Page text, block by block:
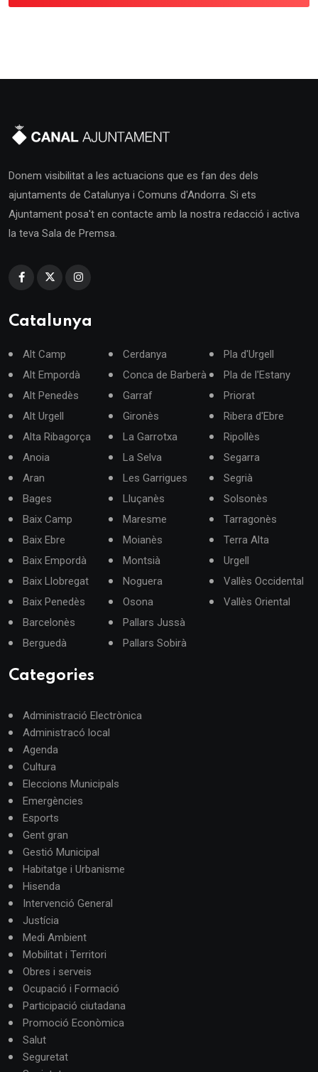
Donem visibilitat a les actuacions que es fan des dels
ajuntaments de Catalunya i Comuns d'Andorra. Si ets
Ajuntament posa't en contacte amb la nostra redacció i activa
la teva Sala de Premsa.
Catalunya
Alt Camp
Alt Empordà
Alt Penedès
Alt Urgell
Alta Ribagorça
Anoia
Aran
Bages
Baix Camp
Baix Ebre
Baix Empordà
Baix Llobregat
Baix Penedès
Barcelonès
Berguedà
Cerdanya
Conca de Barberà
Garraf
Gironès
La Garrotxa
La Selva
Les Garrigues
Lluçanès
Maresme
Moianès
Montsià
Noguera
Osona
Pallars Jussà
Pallars Sobirà
Pla d'Urgell
Pla de l'Estany
Priorat
Ribera d'Ebre
Ripollès
Segarra
Segrià
Solsonès
Tarragonès
Terra Alta
Urgell
Vallès Occidental
Vallès Oriental
Categories
Administració Electrònica
Administracó local
Agenda
Cultura
Eleccions Municipals
Emergències
Esports
Gent gran
Gestió Municipal
Habitatge i Urbanisme
Hisenda
Intervenció General
Justícia
Medi Ambient
Mobilitat i Territori
Obres i serveis
Ocupació i Formació
Participació ciutadana
Promoció Econòmica
Salut
Seguretat